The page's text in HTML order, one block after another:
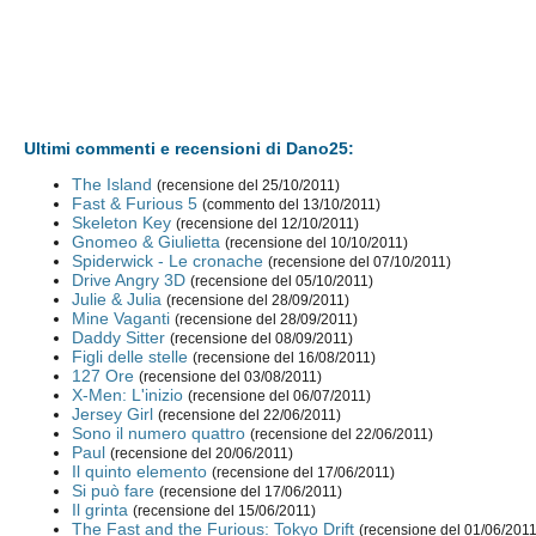
Ultimi commenti e recensioni di Dano25:
The Island (recensione del 25/10/2011)
Fast & Furious 5 (commento del 13/10/2011)
Skeleton Key (recensione del 12/10/2011)
Gnomeo & Giulietta (recensione del 10/10/2011)
Spiderwick - Le cronache (recensione del 07/10/2011)
Drive Angry 3D (recensione del 05/10/2011)
Julie & Julia (recensione del 28/09/2011)
Mine Vaganti (recensione del 28/09/2011)
Daddy Sitter (recensione del 08/09/2011)
Figli delle stelle (recensione del 16/08/2011)
127 Ore (recensione del 03/08/2011)
X-Men: L'inizio (recensione del 06/07/2011)
Jersey Girl (recensione del 22/06/2011)
Sono il numero quattro (recensione del 22/06/2011)
Paul (recensione del 20/06/2011)
Il quinto elemento (recensione del 17/06/2011)
Si può fare (recensione del 17/06/2011)
Il grinta (recensione del 15/06/2011)
The Fast and the Furious: Tokyo Drift (recensione del 01/06/